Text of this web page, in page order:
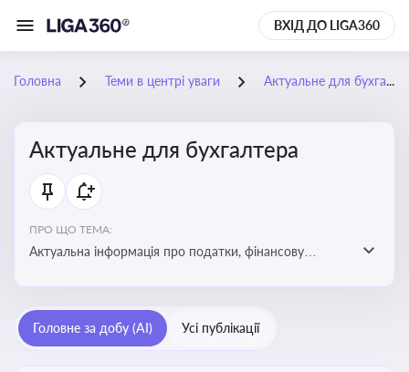
ВХІД ДО LIGA360
Головна Теми в центрі уваги Актуальне для бухгалтера
Актуальне для бухгалтера
ПРО ЩО ТЕМА:
Актуальна інформація про податки, фінансову
підприємств
Головне за добу (AI) Усі публікації